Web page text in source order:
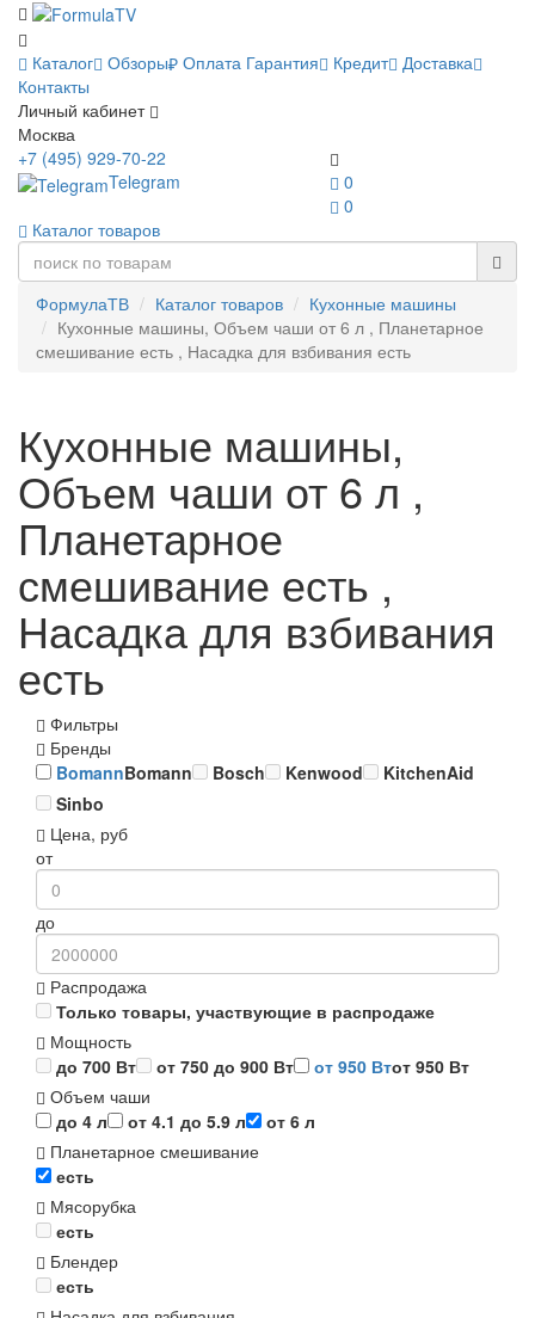
Каталог Обзоры Оплата Гарантия Кредит Доставка
Контакты
Личный кабинет
Москва
0
0
+7 (495) 929-70-22
Telegram
Каталог товаров
ФормулаТВ Каталог товаров
Кухонные машины
Кухонные машины, Объем чаши от 6 л , Планетарное
смешивание есть , Насадка для взбивания есть
Кухонные машины,
Объем чаши от 6 л ,
Планетарное
смешивание есть ,
Насадка для взбивания
есть
Фильтры
Бренды
BomannBomann Bosch Kenwood
KitchenAid
Sinbo
Цена, руб
от
до
Распродажа
Только товары, участвующие в распродаже
Мощность
до 700 Вт
от 750 до 900 Вт от 950 Втот 950 Вт
Объем чаши
до 4 л
от 4.1 до 5.9 л
от 6 л
Планетарное смешивание
есть
Мясорубка
есть
Блендер
есть